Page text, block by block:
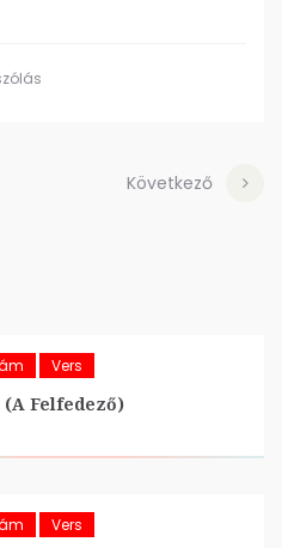
Következő
Vers
Felfedező)
Vers